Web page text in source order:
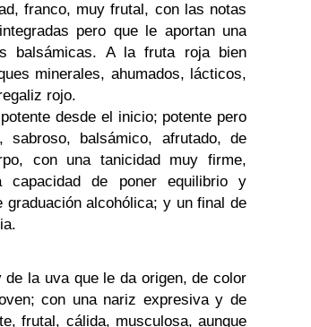
franco, muy frutal, con las notas
pero que le aportan una
balsámicas. A la fruta roja bien
minerales, ahumados, lácticos,
rojo.
desde el inicio; potente pero
sabroso, balsámico, afrutado, de
con una tanicidad muy firme,
de poner equilibrio y
graduación alcohólica; y un final de
la uva que le da origen, de color
con una nariz expresiva y de
frutal, cálida, musculosa, aunque